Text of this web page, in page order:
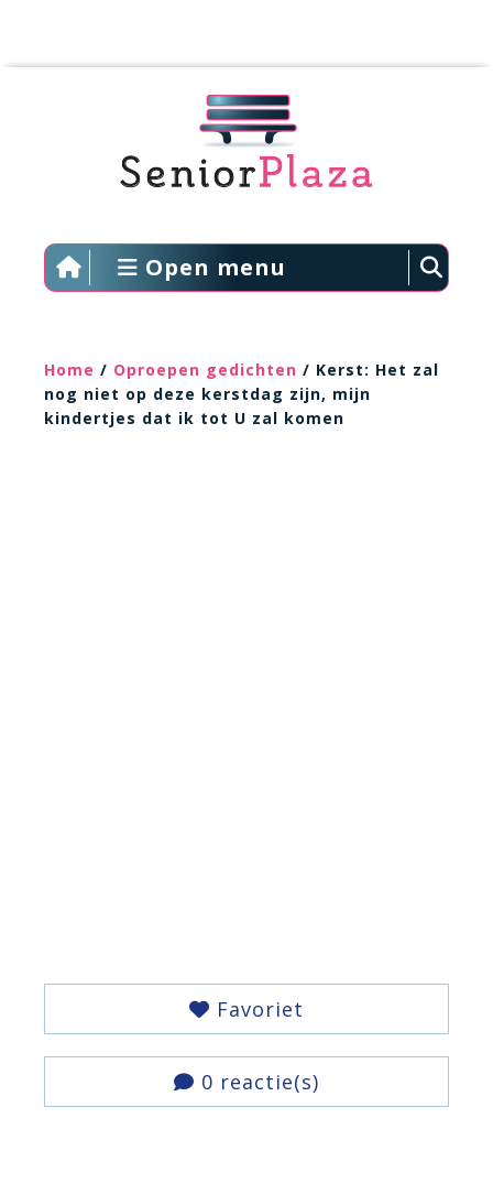
Open menu
Home / Oproepen gedichten / Kerst: Het zal
nog niet op deze kerstdag zijn, mijn
kindertjes dat ik tot U zal komen
Favoriet
0 reactie(s)